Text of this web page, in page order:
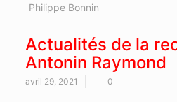
Philippe Bonnin
Actualités de la
Antonin Raymond
avril 29, 2021 0